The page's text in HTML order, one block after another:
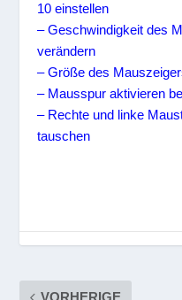
10 einstellen
– Geschwindigkeit des
verändern
– Größe des
– Mausspur aktivieren
– Rechte und linke
tauschen